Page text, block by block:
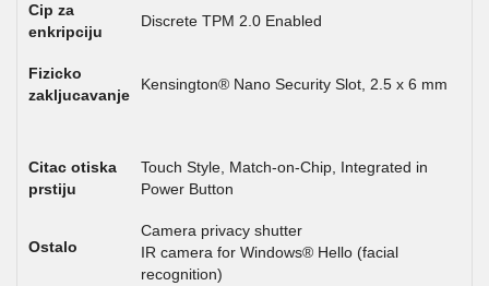
Cip za
enkripciju
Discrete TPM 2.0 Enabled
Fizicko
zakljucavanje
Kensington® Nano Security Slot, 2.5 x 6 mm
Citac otiska
prstiju
Touch Style, Match-on-Chip, Integrated in
Power Button
Ostalo
Camera privacy shutter
IR camera for Windows® Hello (facial
recognition)